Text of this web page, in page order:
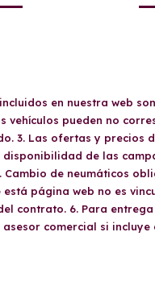
en nuestra web
vehículos pueden no
3. Las ofertas y precios
disponibilidad de las
Cambio de neumáticos
página web no es
contrato. 6. Para
asesor comercial si incluye